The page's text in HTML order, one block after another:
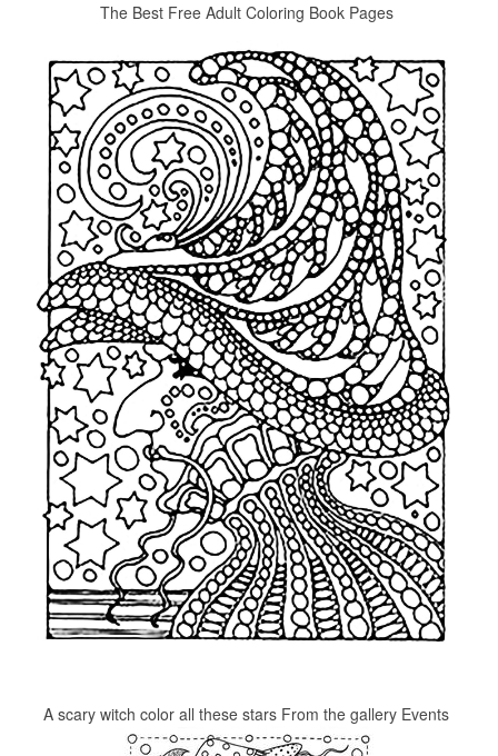
The Best Free Adult Coloring Book Pages
A scary witch color all these stars From the gallery Events